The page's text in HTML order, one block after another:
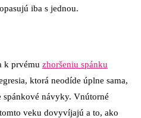
iba s jednou.
k prvému zhoršeniu spánku
ktorá neodíde úplne sama,
návyky. Vnútorné
veku dovyvíjajú a to, ako